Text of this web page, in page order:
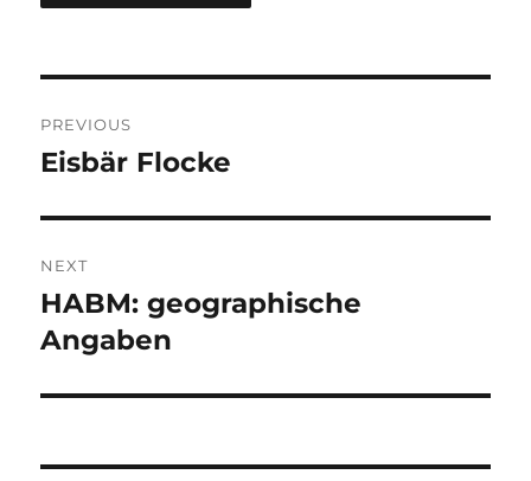
navigation
PREVIOUS
Previous
Eisbär Flocke
NEXT
Next
post:
HABM: geographische
Angaben